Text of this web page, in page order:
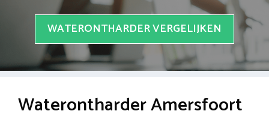
WATERONTHARDER VERGELIJKEN
Waterontharder Amersfoort